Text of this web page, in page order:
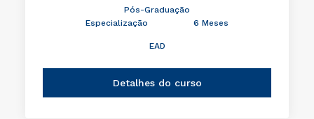
Pós-Graduação
Especialização
6 Meses
EAD
Detalhes do curso